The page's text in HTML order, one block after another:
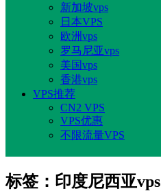
新加坡vps
日本VPS
欧洲vps
罗马尼亚vps
美国vps
香港vps
VPS推荐
CN2 VPS
VPS优惠
不限流量VPS
标签：印度尼西亚vps